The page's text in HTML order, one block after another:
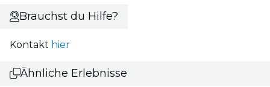
Brauchst du Hilfe?
Kontakt hier
Ähnliche Erlebnisse